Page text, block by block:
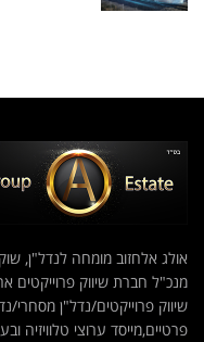
אולג אלחזוב מומחה לנדל"ן,
מנכ"ל חברת שיווק פרוייקטים
שיווק פרוייקטים/נדל"ן מסחרי/
פרטיים,מייסד ערוצי טלוויזיה